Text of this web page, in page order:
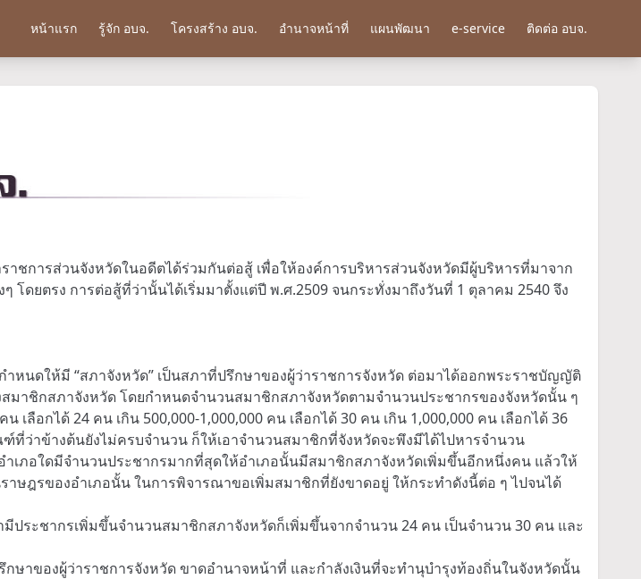
หน้าแรก รู้จัก อบจ. โครงสร้าง อบจ. อำนาจหน้าที่ แผนพัฒนา e-service ติดต่อ อบจ.
ชการส่วนจังหวัดในอดีตได้ร่วมกันต่อสู้ เพื่อให้องค์การบริหารส่วนจังหวัดมีผู้บริหารที่มาจาก
ดยตรง การต่อสู้ที่ว่านั้นได้เริ่มมาตั้งแต่ปี พ.ศ.2509 จนกระทั่งมาถึงวันที่ 1 ตุลาคม 2540 จึง
นดให้มี “สภาจังหวัด” เป็นสภาที่ปรึกษาของผู้ว่าราชการจังหวัด ต่อมาได้ออกพระราชบัญญัติ
าชิกสภาจังหวัด โดยกำหนดจำนวนสมาชิกสภาจังหวัดตามจำนวนประชากรของจังหวัดนั้น ๆ
เลือกได้ 24 คน เกิน 500,000-1,000,000 คน เลือกได้ 30 คน เกิน 1,000,000 คน เลือกได้ 36
ว่าข้างต้นยังไม่ครบจำนวน ก็ให้เอาจำนวนสมาชิกที่จังหวัดจะพึงมีได้ไปหารจำนวน
เภอใดมีจำนวนประชากรมากที่สุดให้อำเภอนั้นมีสมาชิกสภาจังหวัดเพิ่มขึ้นอีกหนึ่งคน แล้วให้
าษฎรของอำเภอนั้น ในการพิจารณาขอเพิ่มสมาชิกที่ยังขาดอยู่ ให้กระทำดังนี้ต่อ ๆ ไปจนได้
ระชากรเพิ่มขึ้นจำนวนสมาชิกสภาจังหวัดก็เพิ่มขึ้นจากจำนวน 24 คน เป็นจำนวน 30 คน และ
าของผู้ว่าราชการจังหวัด ขาดอำนาจหน้าที่ และกำลังเงินที่จะทำนุบำรุงท้องถิ่นในจังหวัดนั้น